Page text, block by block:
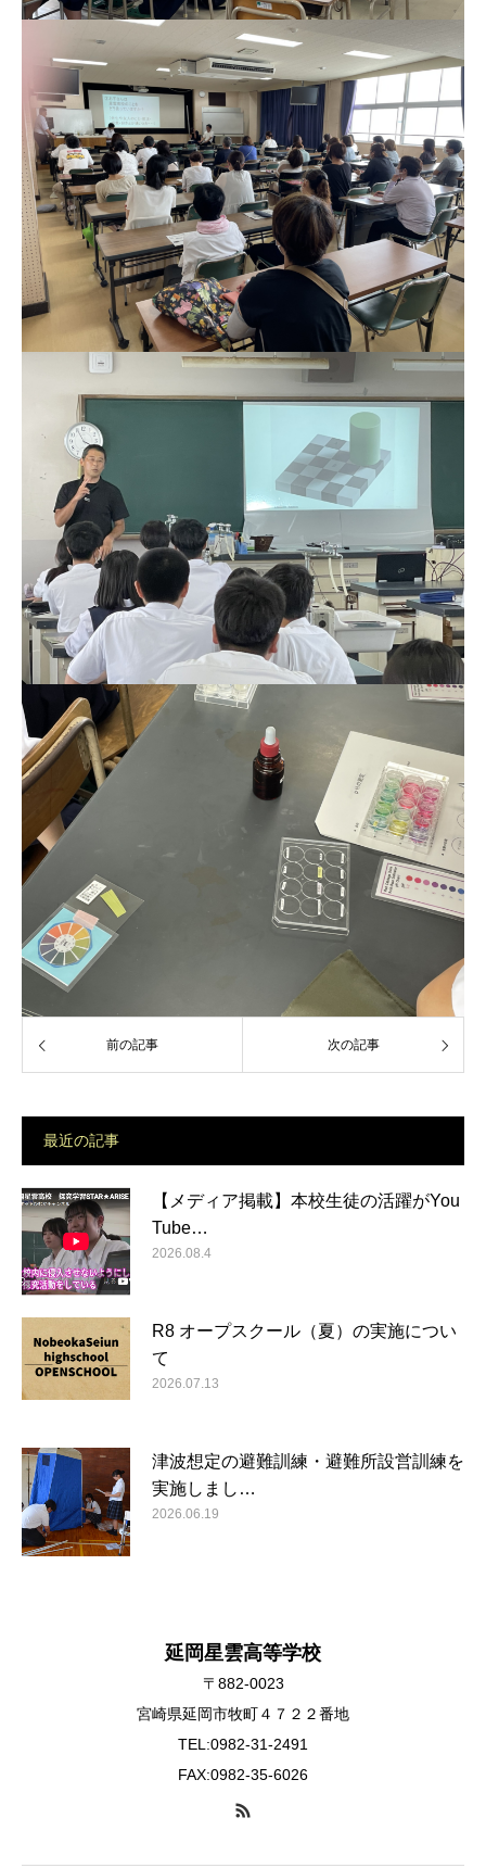
前の記事 次の記事
最近の記事
【メディア掲載】本校生徒の活躍がYou
Tube…
2026.08.4
R8 オープスクール（夏）の実施につい
て
2026.07.13
津波想定の避難訓練・避難所設営訓練を
実施しまし…
2026.06.19
延岡星雲高等学校
〒882-0023
宮崎県延岡市牧町４７２２番地
TEL:0982-31-2491
FAX:0982-35-6026